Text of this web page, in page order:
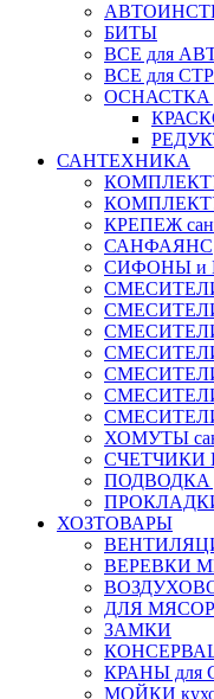
БИТЫ
ВСЕ для
ВСЕ для
ОСНАСТКА
САНТЕХНИКА
КРЕПЕЖ
САНФАЯНС
СИФОНЫ
ХОМУТЫ
СЧЕТЧИКИ
ПОДВОДКА
ПРОКЛАДКИ
ХОЗТОВАРЫ
ВЕРЕВКИ
ДЛЯ
ЗАМКИ
КРАНЫ
МОЙКИ